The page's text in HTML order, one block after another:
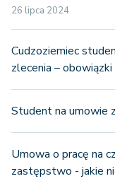
26 lipca 2024
Cudzoziemiec
zlecenia –
Student na umowie
Umowa o pracę na
zastępstwo - jakie